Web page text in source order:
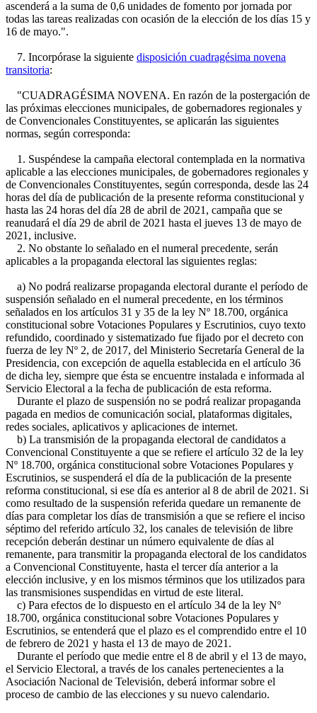
ascenderá a la suma de 0,6 unidades de fomento por jornada por
todas las tareas realizadas con ocasión de la elección de los días 15 y
16 de mayo.".
7. Incorpórase la siguiente disposición cuadragésima novena
transitoria:
"CUADRAGÉSIMA NOVENA. En razón de la postergación de
las próximas elecciones municipales, de gobernadores regionales y
de Convencionales Constituyentes, se aplicarán las siguientes
normas, según corresponda:
1. Suspéndese la campaña electoral contemplada en la normativa
aplicable a las elecciones municipales, de gobernadores regionales y
de Convencionales Constituyentes, según corresponda, desde las 24
horas del día de publicación de la presente reforma constitucional y
hasta las 24 horas del día 28 de abril de 2021, campaña que se
reanudará el día 29 de abril de 2021 hasta el jueves 13 de mayo de
2021, inclusive.
2. No obstante lo señalado en el numeral precedente, serán
aplicables a la propaganda electoral las siguientes reglas:
a) No podrá realizarse propaganda electoral durante el período de
suspensión señalado en el numeral precedente, en los términos
señalados en los artículos 31 y 35 de la ley Nº 18.700, orgánica
constitucional sobre Votaciones Populares y Escrutinios, cuyo texto
refundido, coordinado y sistematizado fue fijado por el decreto con
fuerza de ley Nº 2, de 2017, del Ministerio Secretaría General de la
Presidencia, con excepción de aquella establecida en el artículo 36
de dicha ley, siempre que ésta se encuentre instalada e informada al
Servicio Electoral a la fecha de publicación de esta reforma.
Durante el plazo de suspensión no se podrá realizar propaganda
pagada en medios de comunicación social, plataformas digitales,
redes sociales, aplicativos y aplicaciones de internet.
b) La transmisión de la propaganda electoral de candidatos a
Convencional Constituyente a que se refiere el artículo 32 de la ley
Nº 18.700, orgánica constitucional sobre Votaciones Populares y
Escrutinios, se suspenderá el día de la publicación de la presente
reforma constitucional, si ese día es anterior al 8 de abril de 2021. Si
como resultado de la suspensión referida quedare un remanente de
días para completar los días de transmisión a que se refiere el inciso
séptimo del referido artículo 32, los canales de televisión de libre
recepción deberán destinar un número equivalente de días al
remanente, para transmitir la propaganda electoral de los candidatos
a Convencional Constituyente, hasta el tercer día anterior a la
elección inclusive, y en los mismos términos que los utilizados para
las transmisiones suspendidas en virtud de este literal.
c) Para efectos de lo dispuesto en el artículo 34 de la ley Nº
18.700, orgánica constitucional sobre Votaciones Populares y
Escrutinios, se entenderá que el plazo es el comprendido entre el 10
de febrero de 2021 y hasta el 13 de mayo de 2021.
Durante el período que medie entre el 8 de abril y el 13 de mayo,
el Servicio Electoral, a través de los canales pertenecientes a la
Asociación Nacional de Televisión, deberá informar sobre el
proceso de cambio de las elecciones y su nuevo calendario.